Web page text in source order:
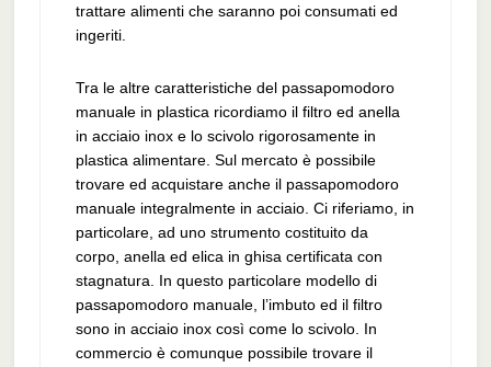
trattare alimenti che saranno poi consumati ed
ingeriti.
Tra le altre caratteristiche del passapomodoro
manuale in plastica ricordiamo il filtro ed anella
in acciaio inox e lo scivolo rigorosamente in
plastica alimentare. Sul mercato è possibile
trovare ed acquistare anche il passapomodoro
manuale integralmente in acciaio. Ci riferiamo, in
particolare, ad uno strumento costituito da
corpo, anella ed elica in ghisa certificata con
stagnatura. In questo particolare modello di
passapomodoro manuale, l’imbuto ed il filtro
sono in acciaio inox così come lo scivolo. In
commercio è comunque possibile trovare il